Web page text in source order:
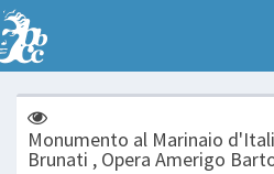
Monumento al Marinaio
Brunati , Opera Amerigo